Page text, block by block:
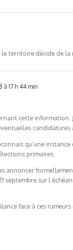
territoire décide de la
à 17 h 44 min
cette information.
candidatures
qu’une
primaires.
annoncer
septembre sur
face à ces